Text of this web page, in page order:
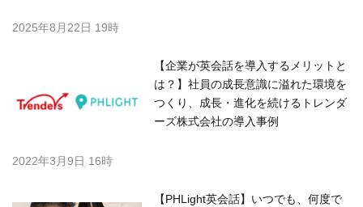
2025年8月22日 19時
【企業が英会話を導入するメリットと
は？】社員の成長意識に溢れた環境を
つくり、成長・進化を続けるトレンダ
ーズ株式会社の導入事例
2022年3月9日 16時
【PHLight英会話】いつでも、何度で